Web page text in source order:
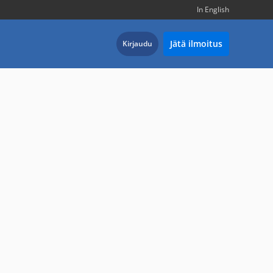
In English
Kirjaudu Jätä ilmoitus